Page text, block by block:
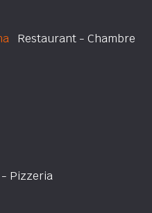
Restaurant - Chambre
Pizzeria